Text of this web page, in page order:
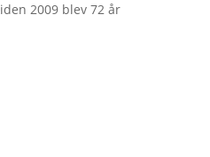
2009 blev 72 år